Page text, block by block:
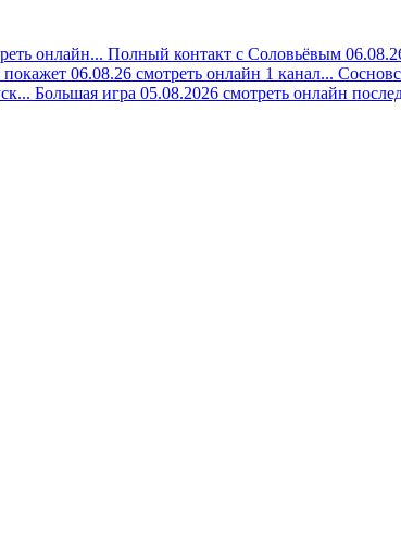
онлайн... Полный контакт с Соловьёвым
06.08.26 смотреть онлайн 1 канал...
Большая игра 05.08.2026 смотреть онлайн